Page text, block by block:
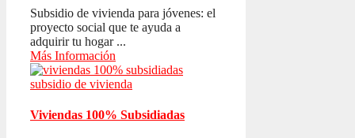
Subsidio de vivienda para jóvenes: el
proyecto social que te ayuda a
adquirir tu hogar ...
Más Información
Viviendas 100% Subsidiadas